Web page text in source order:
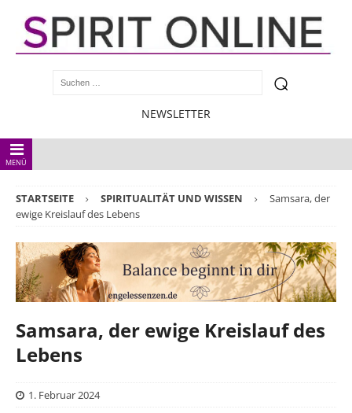
NEWSLETTER
MENÜ
STARTSEITE SPIRITUALITÄT UND WISSEN
Samsara, der
ewige Kreislauf des Lebens
Samsara, der ewige Kreislauf des
Lebens
1. Februar 2024